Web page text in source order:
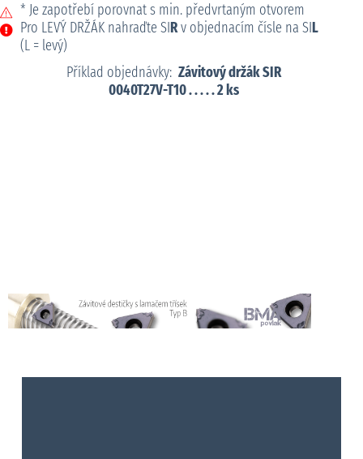
* Je zapotřebí porovnat s min. předvrtaným otvorem
Pro LEVÝ DRŽÁK nahraďte SIRv objednacím čísle na SIL
(L = levý)
Příklad objednávky:Závitový držák SIR
0040T27V-T10 . . . . . 2 ks